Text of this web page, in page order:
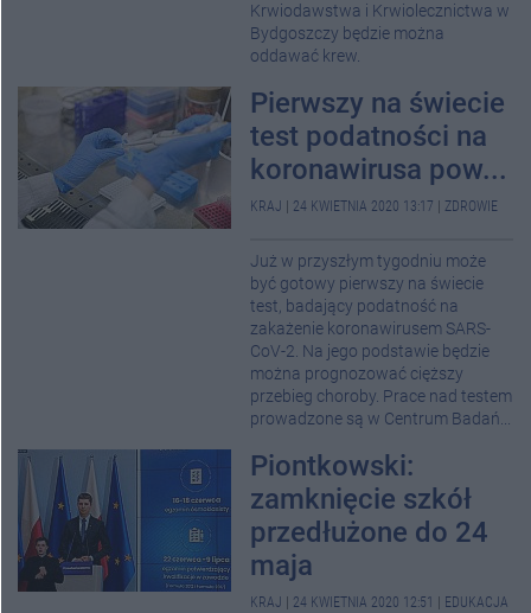
Krwiodawstwa i Krwiolecznictwa w
Bydgoszczy będzie można
oddawać krew.
Pierwszy na świecie
test podatności na
koronawirusa pow...
KRAJ 24 KWIETNIA 2020 13:17 ZDROWIE
Już w przyszłym tygodniu może
być gotowy pierwszy na świecie
test, badający podatność na
zakażenie koronawirusem SARS-
CoV-2. Na jego podstawie będzie
można prognozować cięższy
przebieg choroby. Prace nad testem
prowadzone są w Centrum Badań...
Piontkowski:
zamknięcie szkół
przedłużone do 24
maja
KRAJ 24 KWIETNIA 2020 12:51 EDUKACJA